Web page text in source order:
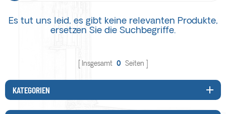
Es tut uns leid, es gibt keine relevanten Produkte,
ersetzen Sie die Suchbegriffe.
Insgesamt 0 Seiten
KATEGORIEN